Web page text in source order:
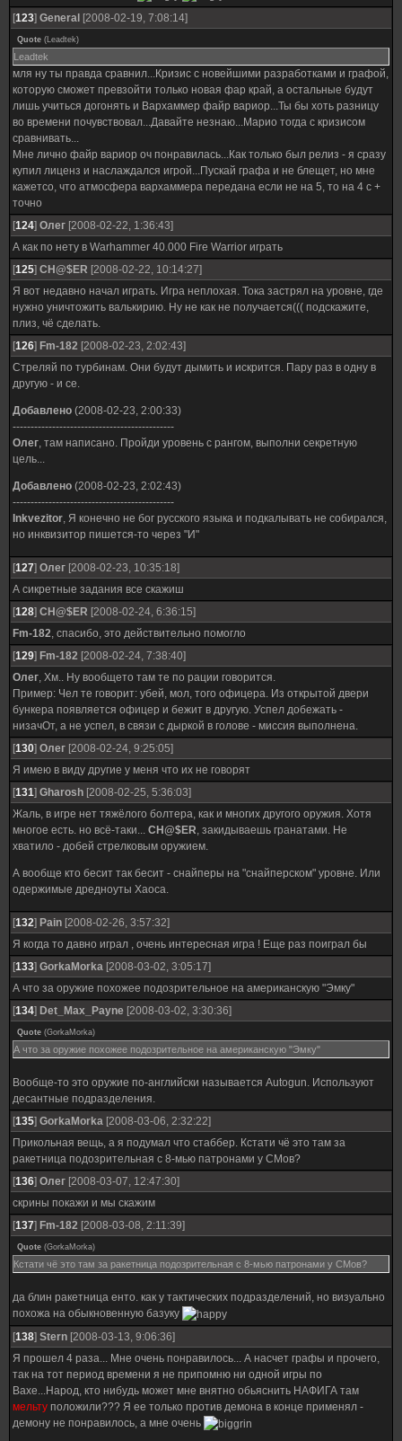
[123] General [2008-02-19, 7:08:14]
Quote (Leadtek)
Leadtek
мля ну ты правда сравнил...Кризис с новейшими разработками и графой,
которую сможет превзойти только новая фар край, а остальные будут
лишь учиться догонять и Вархаммер файр вариор...Ты бы хоть разницу
во времени почувствовал...Давайте незнаю...Марио тогда с кризисом
сравнивать...
Мне лично файр вариор оч понравилась...Как только был релиз - я сразу
купил лиценз и наслаждался игрой...Пускай графа и не блещет, но мне
кажетсо, что атмосфера вархаммера передана если не на 5, то на 4 с +
точно
[124] Олег [2008-02-22, 1:36:43]
А как по нету в Warhammer 40.000 Fire Warrior играть
[125] CH@$ER [2008-02-22, 10:14:27]
Я вот недавно начал играть. Игра неплохая. Тока застрял на уровне, где
нужно уничтожить валькирию. Ну не как не получается((( подскажите,
плиз, чё сделать.
[126] Fm-182 [2008-02-23, 2:02:43]
Стреляй по турбинам. Они будут дымить и искрится. Пару раз в одну в
другую - и се.
Добавлено (2008-02-23, 2:00:33)
---------------------------------------------
Олег, там написано. Пройди уровень с рангом, выполни секретную
цель...
Добавлено (2008-02-23, 2:02:43)
---------------------------------------------
Inkvezitor, Я конечно не бог русского языка и подкалывать не собирался,
но инквизитор пишется-то через "И"
[127] Олег [2008-02-23, 10:35:18]
А сикретные задания все скажиш
[128] CH@$ER [2008-02-24, 6:36:15]
Fm-182, спасибо, это действительно помогло
[129] Fm-182 [2008-02-24, 7:38:40]
Олег, Хм.. Ну вообщето там те по рации говорится.
Пример: Чел те говорит: убей, мол, того офицера. Из открытой двери
бункера появляется офицер и бежит в другую. Успел добежать -
низачОт, а не успел, в связи с дыркой в голове - миссия выполнена.
[130] Олег [2008-02-24, 9:25:05]
Я имею в виду другие у меня что их не говорят
[131] Gharosh [2008-02-25, 5:36:03]
Жаль, в игре нет тяжёлого болтера, как и многих другого оружия. Хотя
многое есть. но всё-таки... CH@$ER, закидываешь гранатами. Не
хватило - добей стрелковым оружием.
А вообще кто бесит так бесит - снайперы на "снайперском" уровне. Или
одержимые дредноуты Хаоса.
[132] Pain [2008-02-26, 3:57:32]
Я когда то давно играл , очень интересная игра ! Еще раз поиграл бы
[133] GorkaMorka [2008-03-02, 3:05:17]
А что за оружие похожее подозрительное на американскую "Эмку"
[134] Det_Max_Payne [2008-03-02, 3:30:36]
Quote (GorkaMorka)
А что за оружие похожее подозрительное на американскую "Эмку"
Вообще-то это оружие по-английски называется Autogun. Используют
десантные подразделения.
[135] GorkaMorka [2008-03-06, 2:32:22]
Прикольная вещь, а я подумал что стаббер. Кстати чё это там за
ракетница подозрительная с 8-мью патронами у СМов?
[136] Олег [2008-03-07, 12:47:30]
скрины покажи и мы скажим
[137] Fm-182 [2008-03-08, 2:11:39]
Quote (GorkaMorka)
Кстати чё это там за ракетница подозрительная с 8-мью патронами у СМов?
да блин ракетница енто. как у тактических подразделений, но визуально
похожа на обыкновенную базуку
[138] Stern [2008-03-13, 9:06:36]
Я прошел 4 раза... Мне очень понравилось... А насчет графы и прочего,
так на тот период времени я не припомню ни одной игры по
Вахе...Народ, кто нибудь может мне внятно обьяснить НАФИГА там
мельту положили??? Я ее только против демона в конце применял -
демону не понравилось, а мне очень